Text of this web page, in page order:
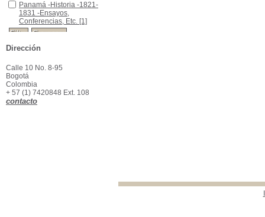
Panamá -Historia -1821-1831 -Ensayos, Conferencias, Etc.
Panamá -Historia -1821-
1831 -Ensayos,
Conferencias, Etc. [1]
Dirección
Calle 10 No. 8-95
Bogotá
Colombia
+ 57 (1) 7420848 Ext. 108
contacto